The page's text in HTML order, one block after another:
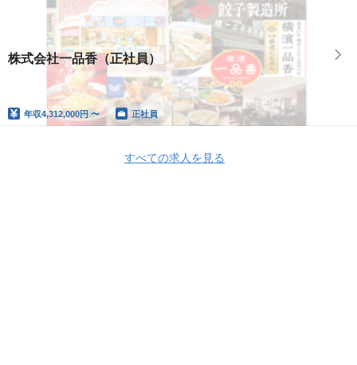
株式会社一品香（正社員）
年収4,312,000円 〜 正社員
すべての求人を見る